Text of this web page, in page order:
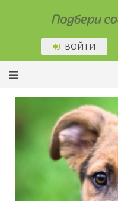
Подбери собаку!
ВОЙТИ